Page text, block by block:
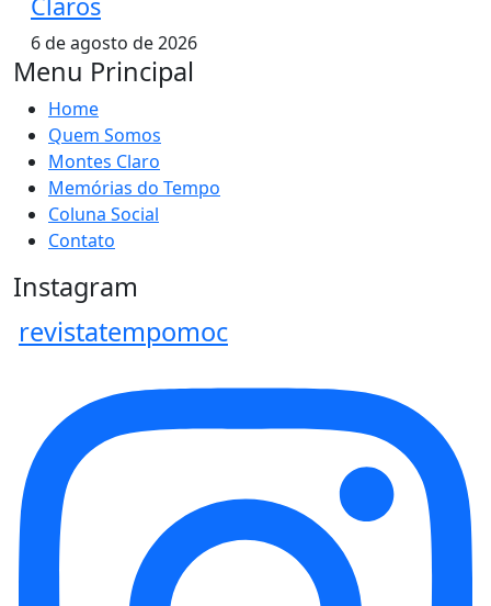
Claros
6 de agosto de 2026
Menu Principal
Home
Quem Somos
Montes Claro
Memórias do Tempo
Coluna Social
Contato
Instagram
revistatempomoc